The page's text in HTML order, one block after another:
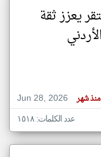
يعزز ثقة
Jun 28, 2026
منذ شهر
عدد الكلمات: ١٥١٨